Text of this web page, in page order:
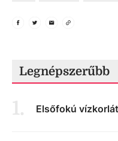
Legnépszerűbb
1. Elsőfokú